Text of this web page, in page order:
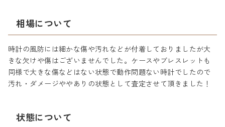
相場について
時計の風防には細かな傷や汚れなどが付着しておりましたが大
きな欠けや傷はございませんでした。ケースやブレスレットも
同様で大きな傷などはない状態で動作問題ない時計でしたので
汚れ・ダメージややありの状態として査定させて頂きました！
状態について